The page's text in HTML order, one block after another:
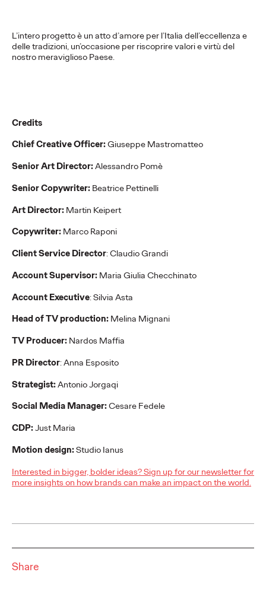
L’intero progetto è un atto d’amore per l’Italia dell’eccellenza e
delle tradizioni, un’occasione per riscoprire valori e virtù del
nostro meraviglioso Paese.
Credits
Chief Creative Officer:Giuseppe Mastromatteo
Senior Art Director:Alessandro Pomè
Senior Copywriter: Beatrice Pettinelli
Art Director: Martin Keipert
Copywriter: Marco Raponi
Client Service Director: Claudio Grandi
Account Supervisor: Maria Giulia Checchinato
Account Executive: Silvia Asta
Head of TV production: Melina Mignani
TV Producer: Nardos Maffia
PR Director: Anna Esposito
Strategist:Antonio Jorgaqi
Social Media Manager:Cesare Fedele
CDP:Just Maria
Motion design:Studio Ianus
Interested in bigger, bolder ideas? Sign up for our newsletter for
more insights on how brands can make an impact on the world.
Share
In due per presentare DUO, lo sgabello di design nato per
essere condiviso #SenzaEtichette.
Veri Local: le storie di
imprese di BPER
Banca prendono vita su
Airbnb.
Press Team
BPER Banca e Ogilvy raccontano i Veri Local del nostro Paese.
More
Adv Express intervista
Luca De Fino sul ruolo
del Chief Growth
Officer
Luca De Fino
Ogilvy si rafforza come business enabler con la figura del Chief
crescita, trasversale all…
WATCH
Adv Express intervista
Luca De Fino sul ruolo